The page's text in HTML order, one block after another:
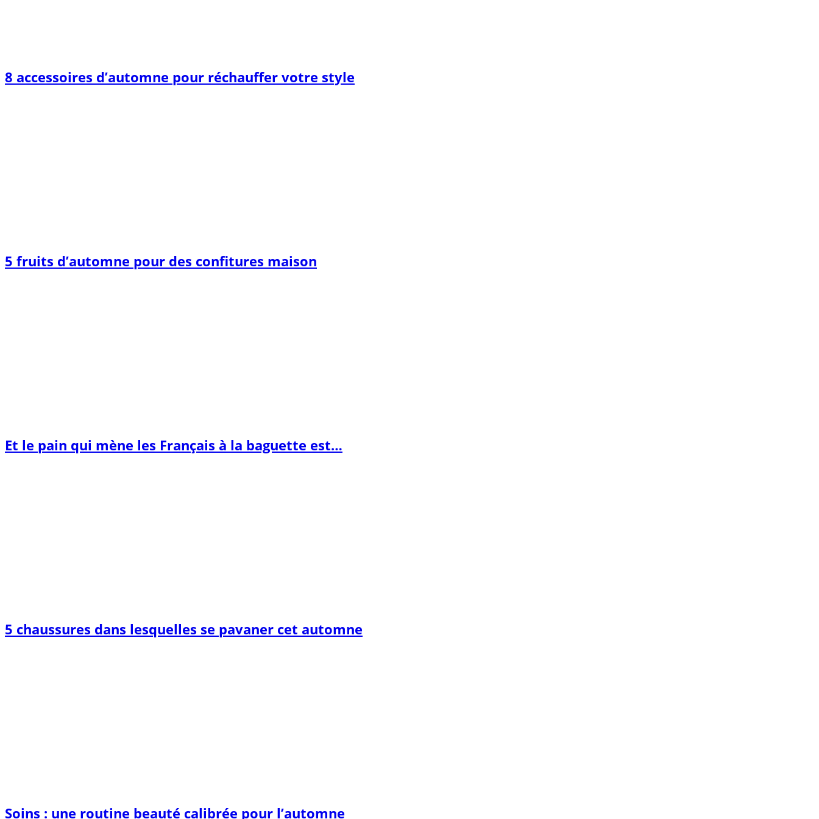
8 accessoires d’automne pour réchauffer votre style
5 fruits d’automne pour des confitures maison
Et le pain qui mène les Français à la baguette est…
5 chaussures dans lesquelles se pavaner cet automne
Soins : une routine beauté calibrée pour l’automne